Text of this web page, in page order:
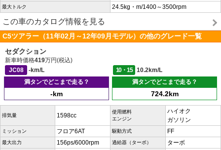
最大トルク 24.5kg・m/1400～3500rpm
この車のカタログ情報を見る
C5ツアラー（11年02月～12年09月モデル）の他のグレード一覧
セダクション
新車時価格419万円(税込)
JC08
-km/L 10・15
10.2km/L
満タンでどこまで走る？
-km
満タンでどこまで走る？
724.2km
排気量 1598cc
使用燃料
エンジン
ハイオク
ガソリン
ミッション フロア6AT 駆動方式 FF
最大出力 156ps/6000rpm 過給器（ターボ） ターボ